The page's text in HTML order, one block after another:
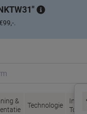
.
&
Technologie
Inkt &
Toner